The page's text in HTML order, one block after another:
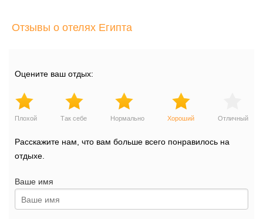
минут
Отзывы о отелях Египта
Оцените ваш отдых:
Плохой Так себе Нормально Хороший Отличный
Расскажите нам, что вам больше всего понравилось на
отдыхе.
Ваше имя